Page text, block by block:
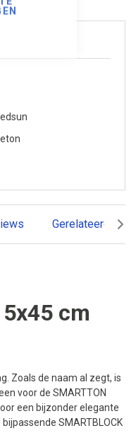
Gerelateerde
cm
Zoals de naam al zegt, is
voor de SMARTTON
een bijzonder elegante
SMARTBLOCK